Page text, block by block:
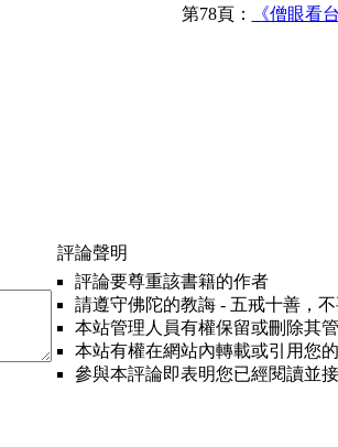
第78頁：
《僧眼看
評論聲明
評論要尊重該書籍的作者
請遵守佛陀的教誨 - 五戒十善，
本站管理人員有權保留或刪除其
本站有權在網站內轉載或引用您
參與本評論即表明您已經閱讀並